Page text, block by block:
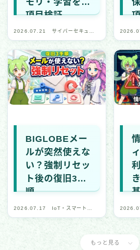
項目検証
2026.07.21
サイバーセキュリ
ティ・デジタル安
全
BIGLOBEメー
ルが突然使えな
い？強制リセッ
ト後の復旧3手
順
2026.07.17
IoT・スマートデ
バイス
もっと見る